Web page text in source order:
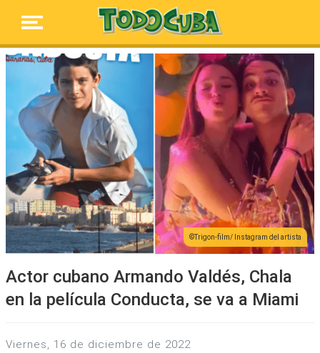
Trigon-film/ Instagram del artista
Actor cubano Armando Valdés, Chala
en la película Conducta, se va a Miami
viernes, 16 de diciembre de 2022